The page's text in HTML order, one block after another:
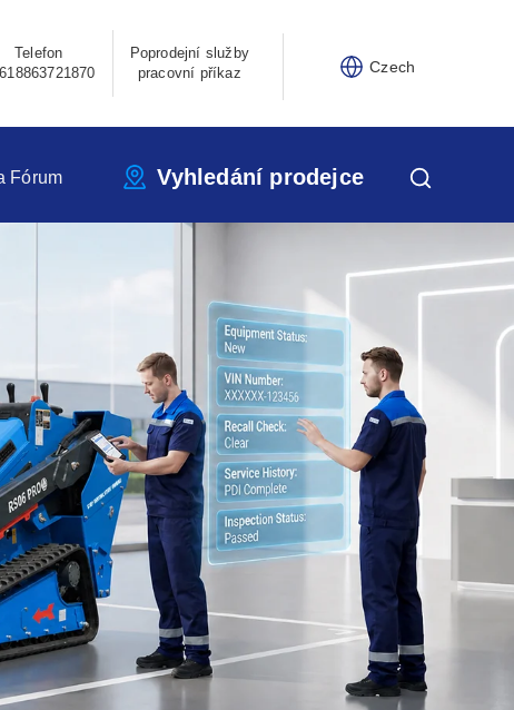
Telefon
Poprodejní služby
pracovní příkaz
Czech
Fórum Vyhledání prodejce